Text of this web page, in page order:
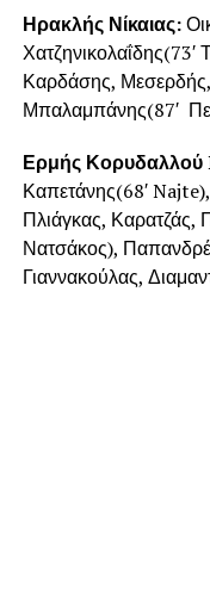
Ηρακλής Νίκαιας:
Καρδάσης,
Μπαλαμπάνης(87′
Ερμής Κορυδαλλού
Καπετάνης(68′
Πλιάγκας,
Νατσάκος),
Γιαννακούλας,